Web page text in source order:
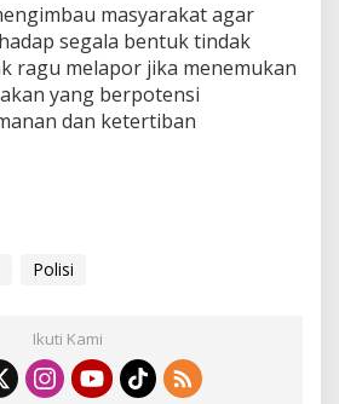
masyarakat agar
segala bentuk tindak
ragu melapor jika menemukan
yang berpotensi
dan ketertiban
Polisi
Ikuti Kami